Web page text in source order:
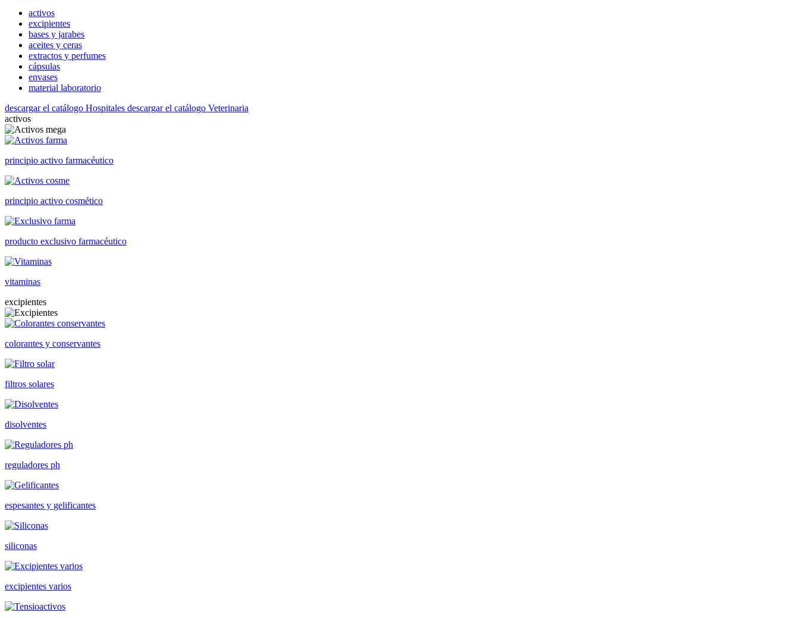
activos
excipientes
bases y jarabes
aceites y ceras
extractos y perfumes
cápsulas
envases
material laboratorio
descargar el catálogo Hospitales descargar el catálogo Veterinaria
activos
principio activo farmacéutico
principio activo cosmético
producto exclusivo farmacéutico
vitaminas
excipientes
colorantes y conservantes
filtros solares
disolventes
reguladores ph
espesantes y gelificantes
siliconas
excipientes varios